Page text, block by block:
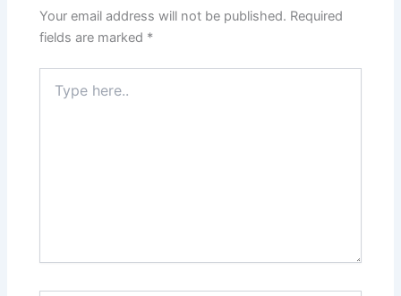
Your email address will not be published. Required
fields are marked *
here..